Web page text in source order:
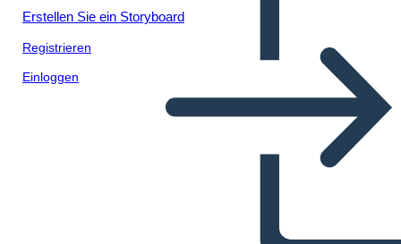
Erstellen Sie ein Storyboard
Registrieren
Einloggen
Historia sobre la literatura